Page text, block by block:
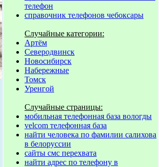
телефон
справочник телефонов чебоксары
Случайные категории:
Артём
Северодвинск
Новосибирск
Набережные
Томск
Уренгой
Случайные страницы:
мобильная телефонная база вологды
velcom телефонная база
найти человека по фамилии салихова
в белоруссии
сайты смс перехвата
найти адрес по телефону в